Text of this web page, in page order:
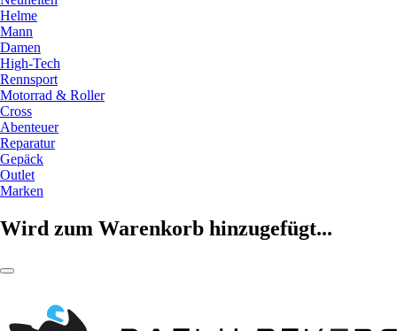
Helme
Mann
Damen
High-Tech
Rennsport
Motorrad & Roller
Cross
Abenteuer
Reparatur
Gepäck
Outlet
Marken
Wird zum Warenkorb hinzugefügt...